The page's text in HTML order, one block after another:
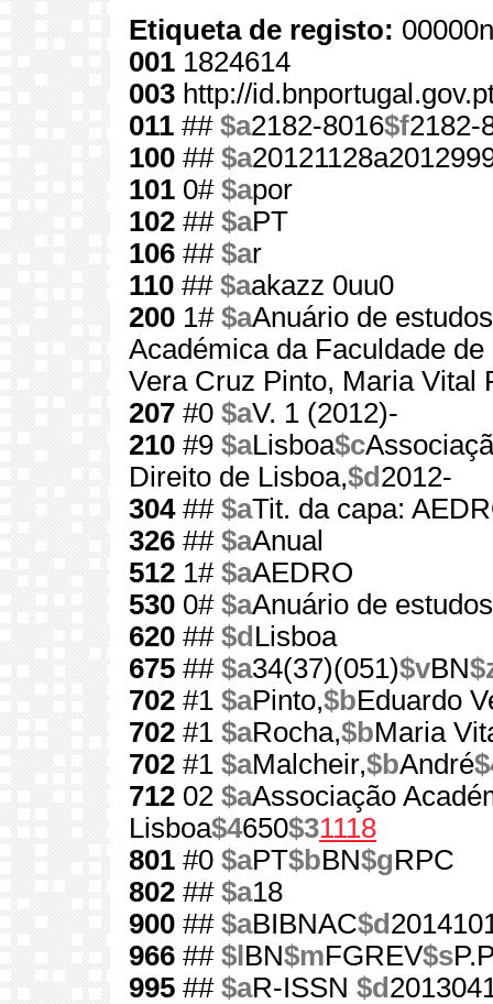
Etiqueta de registo:
001 1824614
003 http://
011 ## $a2182-8016$f2182-
100 ## $a
101 0# $apor
102 ## $aPT
106 ## $ar
110 ## $aakazz 0uu0
200 1# $aAnuário de
Académica da Faculdade
Vera Cruz Pinto, Maria Vital
207 #0 $aV. 1 (2012)-
210 #9 $aLisboa$c
Direito de Lisboa,$d 2012-
304## $aTit. da capa:
326 ## $aAnual
512 1# $aAEDRO
530 0# $aAnuário de
620 ## $d Lisboa
675 ## $a34(37)(051)$vBN
702 #1 $aPinto,$bEduardo
702 #1 $aRocha,$bMaria
702 #1 $aMalcheir,$bAndré
712 02 $aAssociação
Lisboa$4650$31118
801 #0 $aPT$bBN$gRPC
802 ## $a18
900 ## $aBIBNAC$d
966 ## $l BN$mFGREV$s
995 ## $aR-ISSN $d